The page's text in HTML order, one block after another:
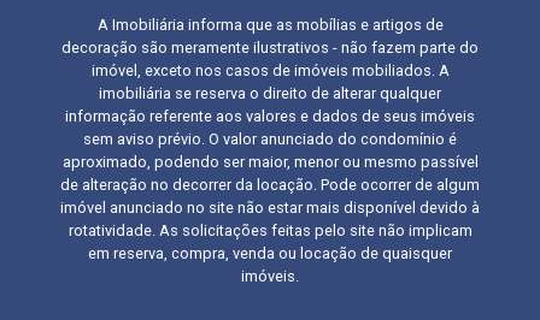
A Imobiliária informa que as mobílias e artigos de
decoração são meramente ilustrativos - não fazem parte do
imóvel, exceto nos casos de imóveis mobiliados. A
imobiliária se reserva o direito de alterar qualquer
informação referente aos valores e dados de seus imóveis
sem aviso prévio. O valor anunciado do condomínio é
aproximado, podendo ser maior, menor ou mesmo passível
de alteração no decorrer da locação. Pode ocorrer de algum
imóvel anunciado no site não estar mais disponível devido à
rotatividade. As solicitações feitas pelo site não implicam
em reserva, compra, venda ou locação de quaisquer
imóveis.